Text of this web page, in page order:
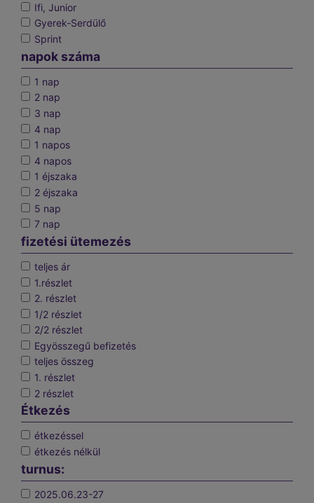
Ifi, Junior
Gyerek-Serdülő
Sprint
napok száma
1 nap
2 nap
3 nap
4 nap
1 napos
4 napos
1 éjszaka
2 éjszaka
5 nap
7 nap
fizetési ütemezés
teljes ár
1.részlet
2. részlet
1/2 részlet
2/2 részlet
Egyösszegű befizetés
teljes összeg
1. részlet
2 részlet
Étkezés
étkezéssel
étkezés nélkül
turnus:
2025.06.23-27